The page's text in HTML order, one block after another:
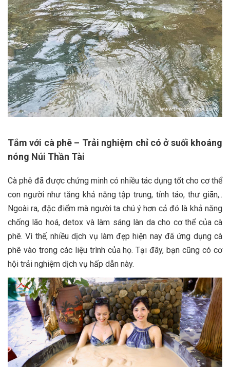
Tắm với cà phê – Trải nghiệm chỉ có ở suối khoáng
nóng Núi Thần Tài
Cà phê đã được chứng minh có nhiều tác dụng tốt cho cơ thể
con người như tăng khả năng tập trung, tỉnh táo, thư giãn,..
Ngoài ra, đặc điểm mà người ta chú ý hơn cả đó là khả năng
chống lão hoá, detox và làm sáng làn da cho cơ thể của cà
phê. Vì thế, nhiều dịch vụ làm đẹp hiện nay đã ứng dụng cà
phê vào trong các liệu trình của họ. Tại đây, bạn cũng có cơ
hội trải nghiệm dịch vụ hấp dẫn này.